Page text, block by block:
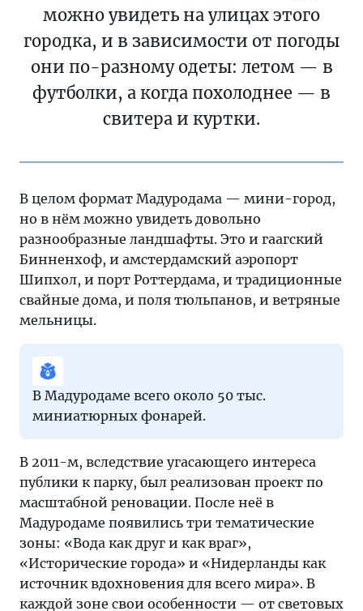
можно увидеть на улицах этого
городка, и в зависимости от погоды
они по-разному одеты: летом — в
футболки, а когда похолоднее — в
свитера и куртки.
В целом формат Мадуродама — мини-город,
но в нём можно увидеть довольно
разнообразные ландшафты. Это и гаагский
Бинненхоф, и амстердамский аэропорт
Шипхол, и порт Роттердама, и традиционные
свайные дома, и поля тюльпанов, и ветряные
мельницы.
В Мадуродаме всего около 50 тыс.
миниатюрных фонарей.
В 2011-м, вследствие угасающего интереса
публики к парку, был реализован проект по
масштабной реновации. После неё в
Мадуродаме появились три тематические
зоны: «Вода как друг и как враг»,
«Исторические города» и «Нидерланды как
источник вдохновения для всего мира». В
каждой зоне свои особенности — от световых